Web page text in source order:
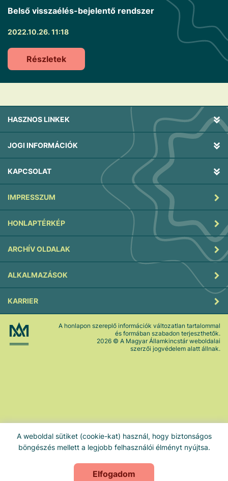
A weboldal sütiket (cookie-kat) használ, hogy biztonságos
böngészés mellett a legjobb felhasználói élményt nyújtsa.
Elfogadom
Belső visszaélés-bejelentő rendszer
2022.10.26. 11:18
Részletek
HASZNOS LINKEK
JOGI INFORMÁCIÓK
KAPCSOLAT
IMPRESSZUM
HONLAPTÉRKÉP
ARCHÍV OLDALAK
ALKALMAZÁSOK
KARRIER
A honlapon szereplő információk változatlan tartalommal
és formában szabadon terjeszthetők.
2026 © A Magyar Államkincstár weboldalai
szerzői jogvédelem alatt állnak.